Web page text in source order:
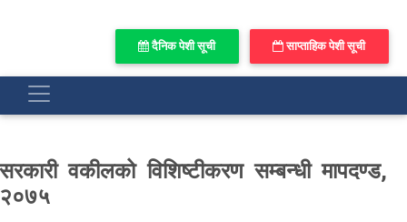
दैनिक पेशी सूची साप्ताहिक पेशी सूची
सरकारी वकीलको विशिष्टीकरण सम्बन्धी मापदण्ड,
२०७५